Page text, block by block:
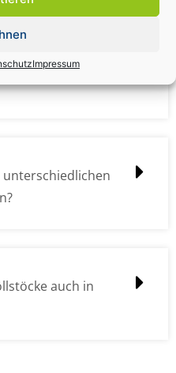
Impressum
angelegt /
auch in